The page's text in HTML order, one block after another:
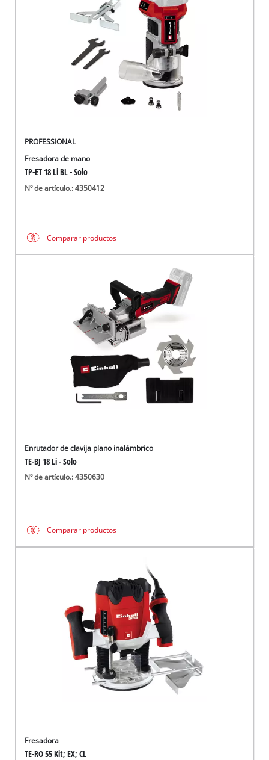
PROFESSIONAL
Fresadora de mano
TP-ET 18 Li BL - Solo
Nº de artículo.: 4350412
Comparar productos
Enrutador de clavija plano inalámbrico
TE-BJ 18 Li - Solo
Nº de artículo.: 4350630
Comparar productos
Fresadora
TE-RO 55 Kit; EX; CL